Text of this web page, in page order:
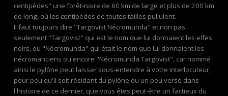
centipèdes" une forêt-noire de 60 km de large et plus de 200 km
de long, où les centipèdes de toutes tailles pullulent.
Il faut toujours dire "Targovist Nécromunda" et non pas
seulement "Targovist" qui est le nom que lui donnaient les elfes
noirs, ou "Nécromunda" qui était le nom que lui donnaient les
nécromanciens ou encore "Nécromunda Targovist", car nommé
ainsi le pylône peut laisser sous-entendre à votre interlocuteur,
pour peu qu'il soit résidant du pylône ou un peu versé dans
l'histoire de ce dernier, que vous êtes peut-être un factieux du